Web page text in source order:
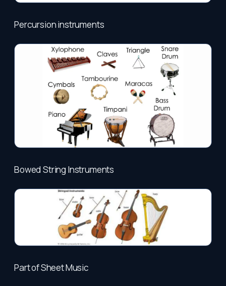
Percursion instruments
Bowed String Instruments
Part of Sheet Music